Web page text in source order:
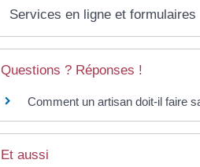
Services en ligne et formulaires
Questions ? Réponses !
Comment un artisan doit-il faire
Et aussi